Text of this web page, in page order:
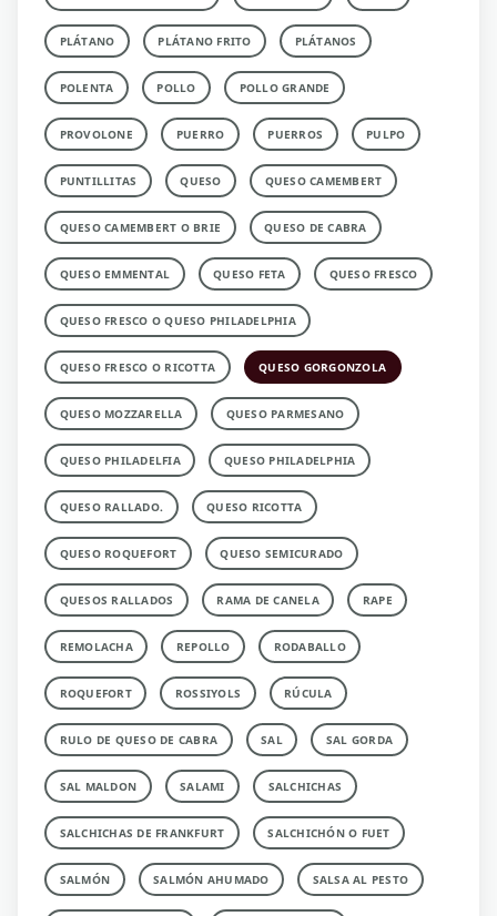
PLÁTANO PLÁTANO FRITO PLÁTANOS
POLENTA POLLO POLLO GRANDE
PROVOLONE PUERRO PUERROS PULPO
PUNTILLITAS QUESO QUESO CAMEMBERT
QUESO CAMEMBERT O BRIE QUESO DE CABRA
QUESO EMMENTAL QUESO FETA QUESO FRESCO
QUESO FRESCO O QUESO PHILADELPHIA
QUESO FRESCO O RICOTTA QUESO GORGONZOLA
QUESO MOZZARELLA QUESO PARMESANO
QUESO PHILADELFIA QUESO PHILADELPHIA
QUESO RALLADO. QUESO RICOTTA
QUESO ROQUEFORT QUESO SEMICURADO
QUESOS RALLADOS RAMA DE CANELA RAPE
REMOLACHA REPOLLO RODABALLO
ROQUEFORT ROSSIYOLS RÚCULA
RULO DE QUESO DE CABRA SAL SAL GORDA
SAL MALDON SALAMI SALCHICHAS
SALCHICHAS DE FRANKFURT SALCHICHÓN O FUET
SALMÓN SALMÓN AHUMADO SALSA AL PESTO